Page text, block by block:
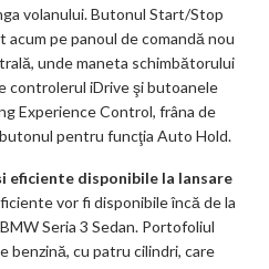
volanului. Butonul Start/Stop
pe panoul de comandă nou
unde maneta schimbătorului
controlerul iDrive şi butoanele
Experience Control, frâna de
pentru funcţia Auto Hold.
eficiente disponibile la lansare
vor fi disponibile încă de la
Seria 3 Sedan. Portofoliul
benzină, cu patru cilindri, care